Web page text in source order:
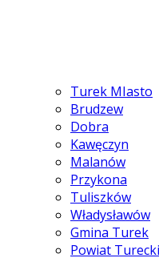
Turek MIasto
Brudzew
Dobra
Kawęczyn
Malanów
Przykona
Tuliszków
Władysławów
Gmina Turek
Powiat Turecki